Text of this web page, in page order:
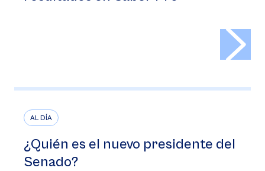
AL DÍA
¿Quién es el nuevo presidente del
Senado?